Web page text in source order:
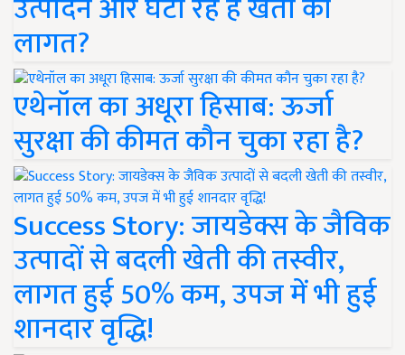
लागत?
एथेनॉल का अधूरा हिसाब: ऊर्जा
सुरक्षा की कीमत कौन चुका रहा है?
Success Story: जायडेक्स के जैविक
उत्पादों से बदली खेती की तस्वीर,
लागत हुई 50% कम, उपज में भी हुई
शानदार वृद्धि!